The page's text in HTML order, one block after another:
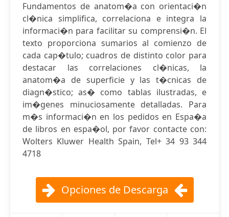
Fundamentos de anatom�a con orientaci�n
cl�nica simplifica, correlaciona e integra la
informaci�n para facilitar su comprensi�n. El
texto proporciona sumarios al comienzo de
cada cap�tulo; cuadros de distinto color para
destacar las correlaciones cl�nicas, la
anatom�a de superficie y las t�cnicas de
diagn�stico; as� como tablas ilustradas, e
im�genes minuciosamente detalladas. Para
m�s informaci�n en los pedidos en Espa�a
de libros en espa�ol, por favor contacte con:
Wolters Kluwer Health Spain, Tel+ 34 93 344
4718
Opciones de Descarga